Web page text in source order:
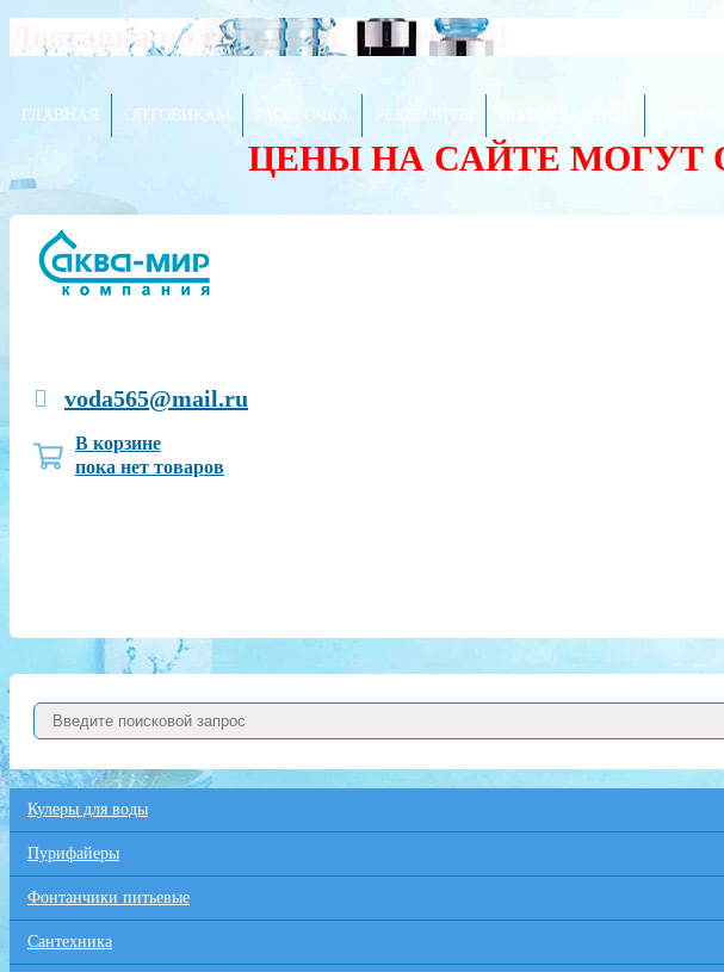
Доставка по городу от 80 рублей!
ГЛАВНАЯ ОПТОВИКАМ РАССРОЧКА РЕКВИЗИТЫ
ЦЕНЫ НА САЙТЕ МОГУТ
voda565@mail.ru
В корзине
пока нет товаров
Кулеры для воды
Пурифайеры
Фонтанчики питьевые
Сантехника